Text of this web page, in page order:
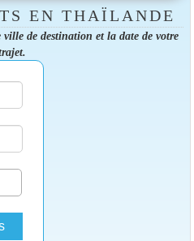
EN THAÏLANDE
de destination et la date de votre